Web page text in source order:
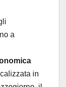
a
in